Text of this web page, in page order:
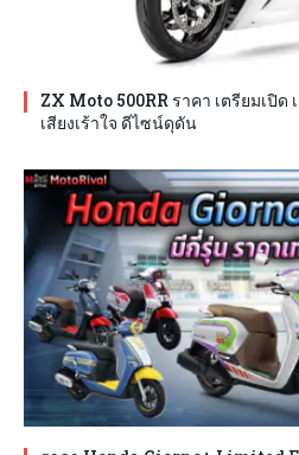
ZX Moto 500RR ราคา เตรียมเปิด
เสียงเร้าใจ ดีไซน์ดุดัน